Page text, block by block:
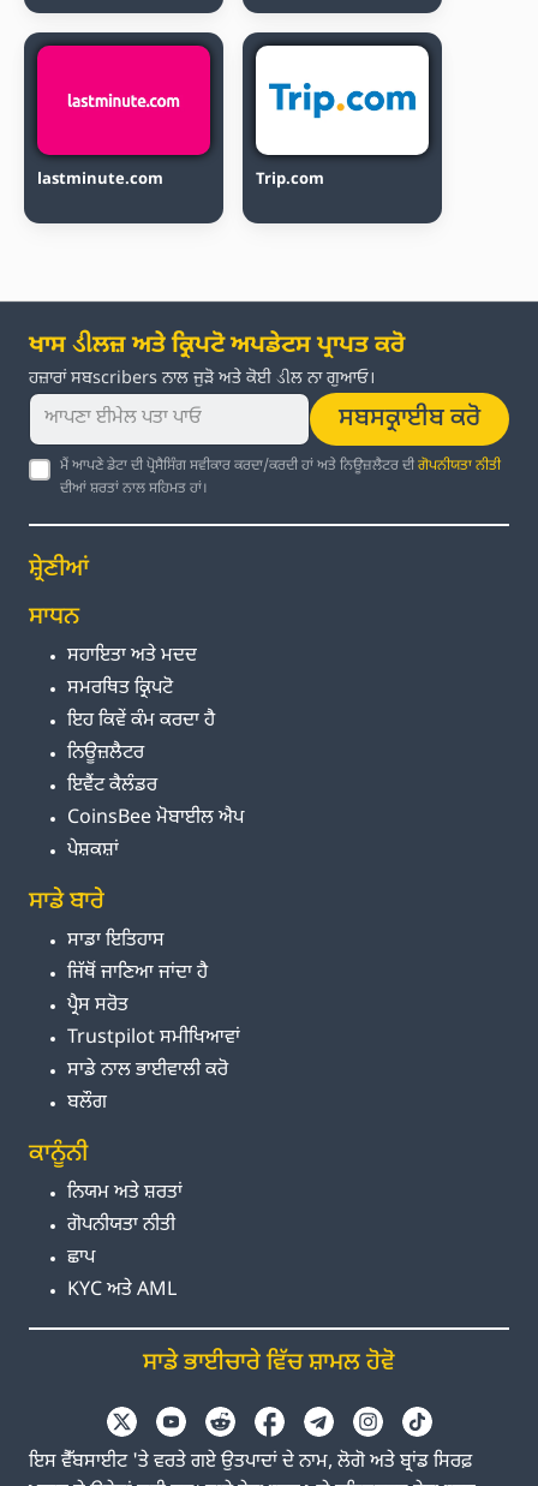
lastminute.com Trip.com
ਖਾਸ ડીਲਜ਼ ਅਤੇ ਕ੍ਰਿਪਟੋ ਅਪਡੇਟਸ ਪ੍ਰਾਪਤ ਕਰੋ
ਹਜ਼ਾਰਾਂ ਸਬscribers ਨਾਲ ਜੁੜੋ ਅਤੇ ਕੋਈ ડીਲ ਨਾ ਗੁਆਓ।
ਸਬਸਕ੍ਰਾਈਬ ਕਰੋ
ਮੈਂ ਆਪਣੇ ਡੇਟਾ ਦੀ ਪ੍ਰੋਸੈਸਿੰਗ ਸਵੀਕਾਰ ਕਰਦਾ/ਕਰਦੀ ਹਾਂ ਅਤੇ ਨਿਊਜ਼ਲੈਟਰ ਦੀਗੋਪਨੀਯਤਾ ਨੀਤੀ
ਦੀਆਂ ਸ਼ਰਤਾਂ ਨਾਲ ਸਹਿਮਤ ਹਾਂ।
ਸ਼੍ਰੇਣੀਆਂ
ਸਾਧਨ
ਸਹਾਇਤਾ ਅਤੇ ਮਦਦ
ਸਮਰਥਿਤ ਕ੍ਰਿਪਟੋ
ਇਹ ਕਿਵੇਂ ਕੰਮ ਕਰਦਾ ਹੈ
ਨਿਊਜ਼ਲੈਟਰ
ਇਵੈਂਟ ਕੈਲੰਡਰ
CoinsBee ਮੋਬਾਈਲ ਐਪ
ਪੇਸ਼ਕਸ਼ਾਂ
ਸਾਡੇ ਬਾਰੇ
ਸਾਡਾ ਇਤਿਹਾਸ
ਜਿੱਥੋਂ ਜਾਣਿਆ ਜਾਂਦਾ ਹੈ
ਪ੍ਰੈਸ ਸਰੋਤ
Trustpilot ਸਮੀਖਿਆਵਾਂ
ਸਾਡੇ ਨਾਲ ਭਾਈਵਾਲੀ ਕਰੋ
ਬਲੌਗ
ਕਾਨੂੰਨੀ
ਨਿਯਮ ਅਤੇ ਸ਼ਰਤਾਂ
ਗੋਪਨੀਯਤਾ ਨੀਤੀ
ਛਾਪ
KYC ਅਤੇ AML
ਸਾਡੇ ਭਾਈਚਾਰੇ ਵਿੱਚ ਸ਼ਾਮਲ ਹੋਵੋ
ਇਸ ਵੈੱਬਸਾਈਟ 'ਤੇ ਵਰਤੇ ਗਏ ਉਤਪਾਦਾਂ ਦੇ ਨਾਮ, ਲੋਗੋ ਅਤੇ ਬ੍ਰਾਂਡ ਸਿਰਫ਼